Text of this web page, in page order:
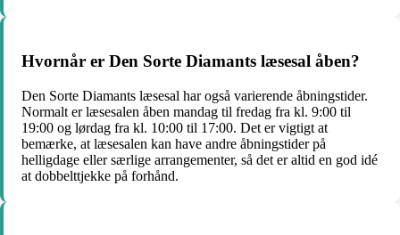
Hvornår er Den Sorte Diamants læsesal åben?
Den Sorte Diamants læsesal har også varierende åbningstider.
Normalt er læsesalen åben mandag til fredag fra kl. 9:00 til
19:00 og lørdag fra kl. 10:00 til 17:00. Det er vigtigt at
bemærke, at læsesalen kan have andre åbningstider på
helligdage eller særlige arrangementer, så det er altid en god idé
at dobbelttjekke på forhånd.